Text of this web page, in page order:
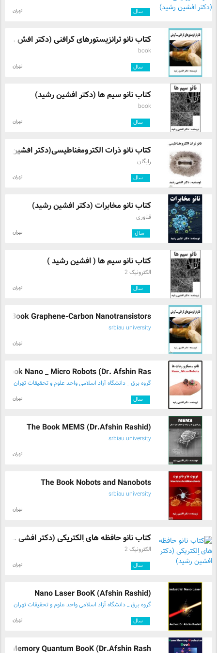
سال تهران
کتاب نانو ترانزیستورهای گرافنی (دکتر افش ...
book
سال تهران
کتاب نانو سیم ها (دکتر افشین رشید)
book
سال تهران
کتاب نانو ذرات الکترومغناطیسی(دکتر افشین ...
رایگان
سال تهران
کتاب نانو مخابرات (دکتر افشین رشید)
فناوری
سال تهران
کتاب نانو سیم ها ( افشین رشید )
الکترونیک 2
سال تهران
Book Graphene-Carbon Nanotransistors ...
srbiau university
تهران
Book Nano _ Micro Robots (Dr. Afshin Ras ...
گروه برق _ دانشگاه آزاد اسلامی واحد علوم و تحقیقات تهران
سال تهران
The Book MEMS (Dr.Afshin Rashid)
srbiau university
تهران
The Book Nobots and Nanobots
srbiau university
تهران
کتاب نانو حافظه های اِلکتریکی (دکتر افشی ...
الکترونیک 2
سال تهران
Nano Laser BooK (Afshin Rashid)
گروه برق _ دانشگاه آزاد اسلامی واحد علوم و تحقیقات تهران
سال تهران
Memory Quantum BooK (Dr.Afshin Rash ...